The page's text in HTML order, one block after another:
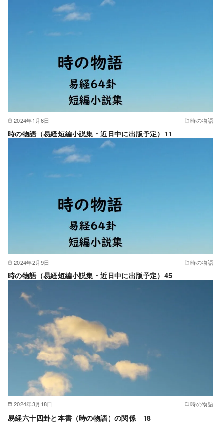
2024年1月6日 時の物語
時の物語（易経短編小説集・近日中に出版予定）11
2024年2月9日 時の物語
時の物語（易経短編小説集・近日中に出版予定）45
2024年3月18日 時の物語
易経六十四卦と本書（時の物語）の関係 18